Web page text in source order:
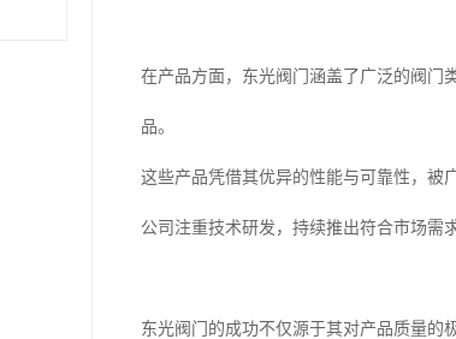
在产品方面，东光阀门涵盖了广泛的阀门
品。
这些产品凭借其优异的性能与可靠性，被
公司注重技术研发，持续推出符合市场需
东光阀门的成功不仅源于其对产品质量的